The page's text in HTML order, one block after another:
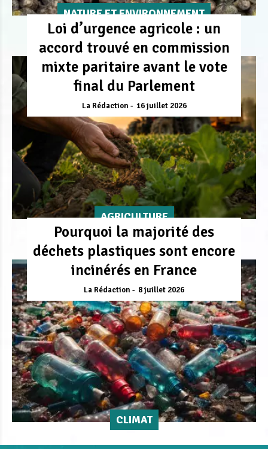
NATURE ET ENVIRONNEMENT
Loi d’urgence agricole : un
accord trouvé en commission
mixte paritaire avant le vote
final du Parlement
La Rédaction 16 juillet 2026
AGRICULTURE
Pourquoi la majorité des
déchets plastiques sont encore
incinérés en France
La Rédaction 8 juillet 2026
CLIMAT